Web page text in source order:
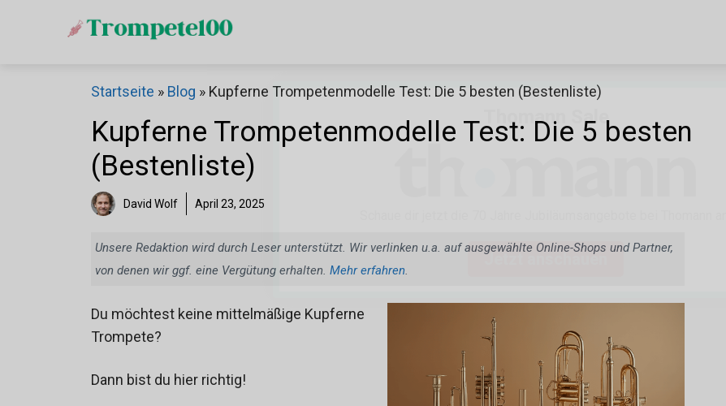
Startseite » Blog » Kupferne Trompetenmodelle Test: Die 5 besten (Bestenliste)
Kupferne Trompetenmodelle Test: Die 5 besten
(Bestenliste)
David Wolf April 23, 2025
Unsere Redaktion wird durch Leser unterstützt. Wir verlinken u.a. auf ausgewählte Online-Shops und Partner,
von denen wir ggf. eine Vergütung erhalten. Mehr erfahren.
Du möchtest keine mittelmäßige Kupferne
Trompete?
Dann bist du hier richtig!
Thomann Sale
Jetzt anschauen